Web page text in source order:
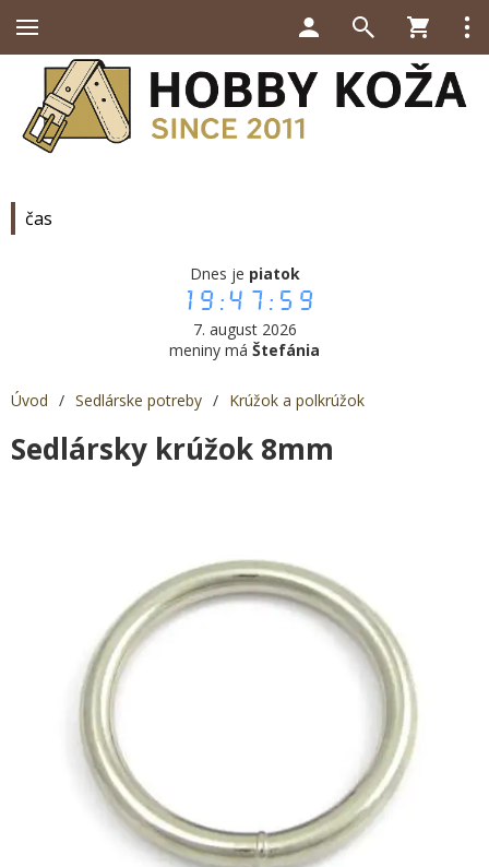
čas
Dnes je piatok
19:48:00
7. august 2026
meniny má Štefánia
Úvod / Sedlárske potreby / Krúžok a polkrúžok
Sedlársky krúžok 8mm